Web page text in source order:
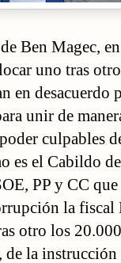
Ben Magec,
uno tras
en
unir de
culpables
es el Cabildo
PP y CC
la fiscal
otro los
de la